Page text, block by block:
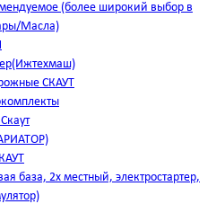
(более широкий выбор в
Масла)
СКАУТ
база, 2х местный, электростартер,